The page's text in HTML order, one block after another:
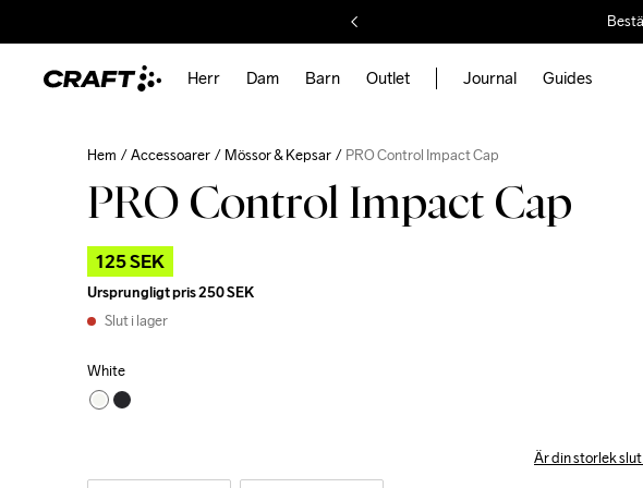
Herr Dam Barn Outlet Journal Guides
Hem Accessoarer Mössor & Kepsar PRO Control Impact Cap
PRO Control Impact Cap
125 SEK
Ursprungligt pris250 SEK
Slut i lager
White
Är din storlek slut